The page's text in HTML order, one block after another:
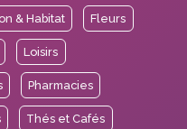
& Habitat Fleurs
Loisirs
Pharmacies
Thés et Cafés